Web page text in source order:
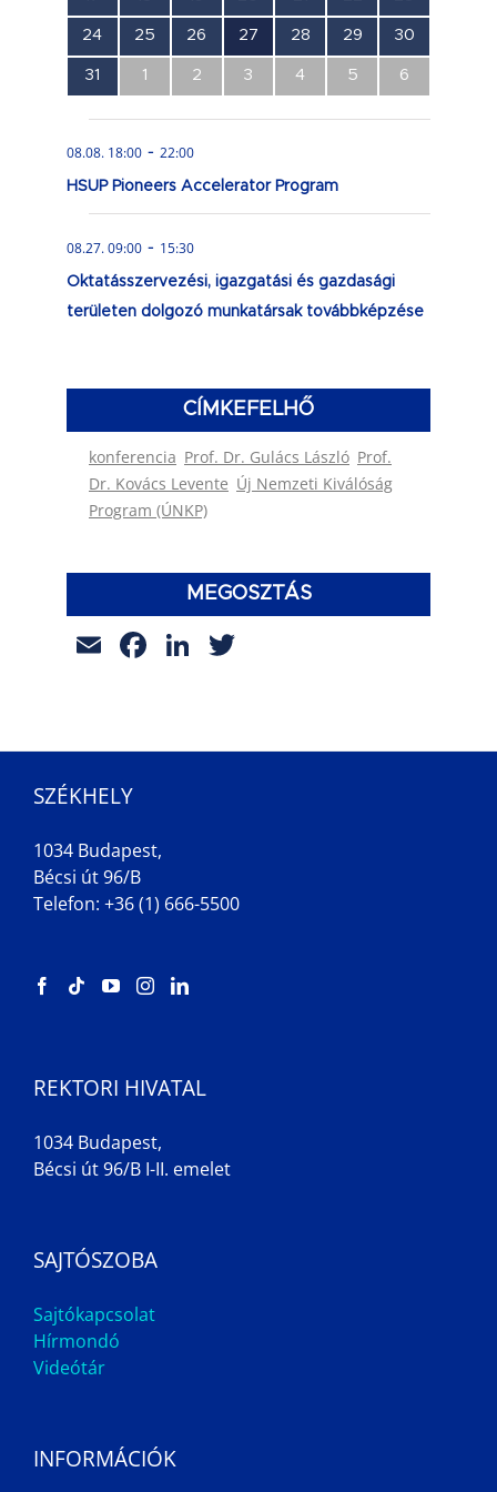
esemény,esemény,esemény,esemény,esemény,esemény,esemény,
0
esemény,
24
0
esemény,
25
0
esemény,
26
1
esemény,
27
0
esemény,
28
0
esemény,
29
0
esemény,
30
0
esemény,
31
0
esemény,
1
0
esemény,
2
0
esemény,
3
0
esemény,
4
0
esemény,
5
0
esemény,
6
08.08. 18:00 - 22:00
HSUP Pioneers Accelerator Program
08.27. 09:00 - 15:30
Oktatásszervezési, igazgatási és gazdasági
területen dolgozó munkatársak továbbképzése
CÍMKEFELHŐ
konferencia Prof. Dr. Gulács László Prof.
Dr. Kovács Levente Új Nemzeti Kiválóság
Program (ÚNKP)
MEGOSZTÁS
EmailFacebook
LinkedIn
SZÉKHELY
1034 Budapest,
Bécsi út 96/B
Telefon: +36 (1) 666-5500
REKTORI HIVATAL
1034 Budapest,
Bécsi út 96/B I-II. emelet
SAJTÓSZOBA
Sajtókapcsolat
Hírmondó
Videótár
INFORMÁCIÓK